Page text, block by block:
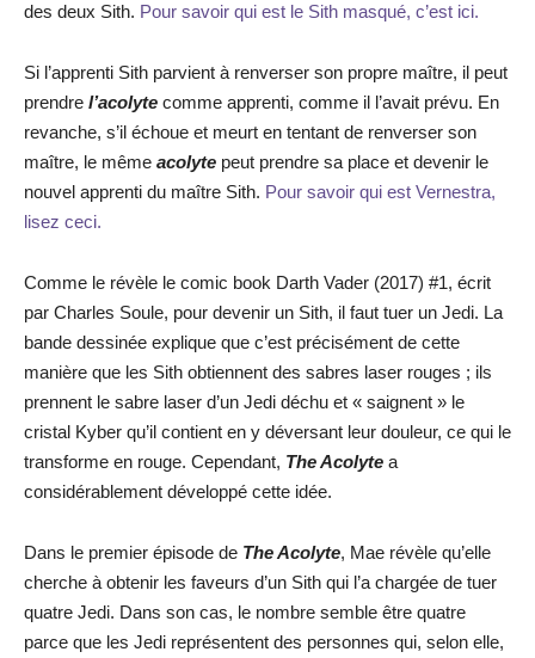
des deux Sith. Pour savoir qui est le Sith masqué, c’est ici.
Si l’apprenti Sith parvient à renverser son propre maître, il peut
prendre l’acolyte comme apprenti, comme il l’avait prévu. En
revanche, s’il échoue et meurt en tentant de renverser son
maître, le même acolyte peut prendre sa place et devenir le
nouvel apprenti du maître Sith. Pour savoir qui est Vernestra,
lisez ceci.
Comme le révèle le comic book Darth Vader (2017) #1, écrit
par Charles Soule, pour devenir un Sith, il faut tuer un Jedi. La
bande dessinée explique que c’est précisément de cette
manière que les Sith obtiennent des sabres laser rouges ; ils
prennent le sabre laser d’un Jedi déchu et « saignent » le
cristal Kyber qu’il contient en y déversant leur douleur, ce qui le
transforme en rouge. Cependant, The Acolyte a
considérablement développé cette idée.
Dans le premier épisode de The Acolyte, Mae révèle qu’elle
cherche à obtenir les faveurs d’un Sith qui l’a chargée de tuer
quatre Jedi. Dans son cas, le nombre semble être quatre
parce que les Jedi représentent des personnes qui, selon elle,